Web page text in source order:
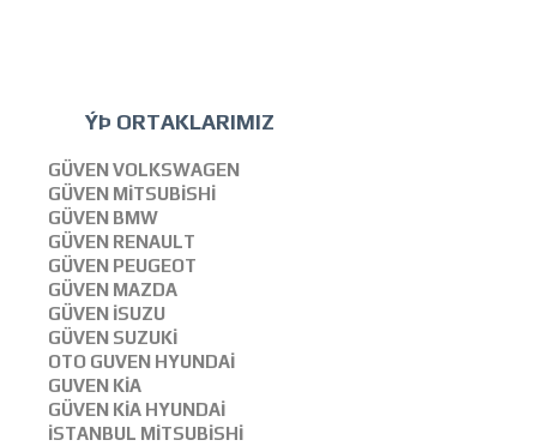
ÝÞ ORTAKLARIMIZ
GÜVEN VOLKSWAGEN
GÜVEN MİTSUBİSHİ
GÜVEN BMW
GÜVEN RENAULT
GÜVEN PEUGEOT
GÜVEN MAZDA
GÜVEN İSUZU
GÜVEN SUZUKİ
OTO GUVEN HYUNDAİ
GUVEN KİA
GÜVEN KİA HYUNDAİ
İSTANBUL MİTSUBİSHİ